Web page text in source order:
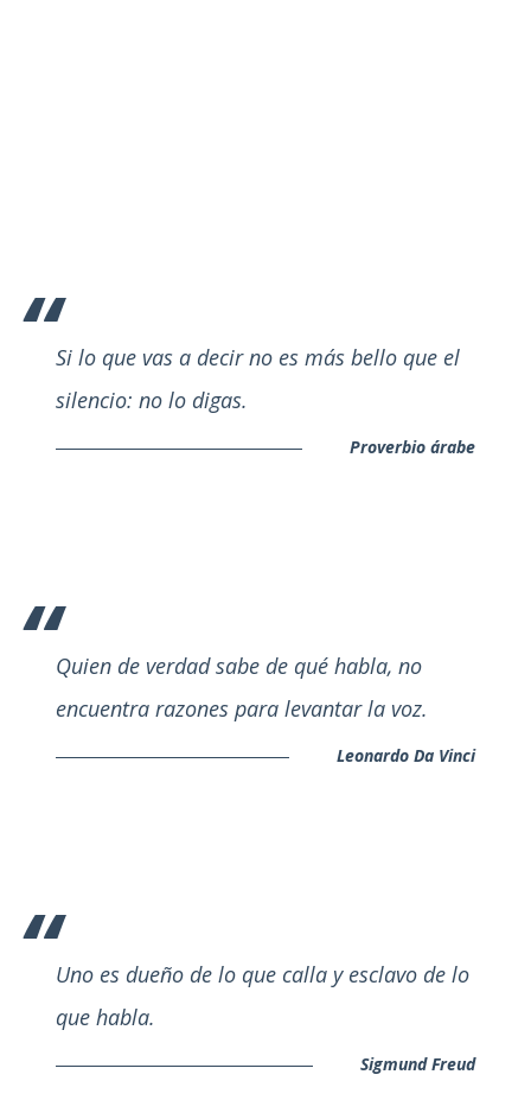
Si lo que vas a decir no es más bello que el
silencio: no lo digas.
Proverbio árabe
Quien de verdad sabe de qué habla, no
encuentra razones para levantar la voz.
Leonardo Da Vinci
Uno es dueño de lo que calla y esclavo de lo
que habla.
Sigmund Freud